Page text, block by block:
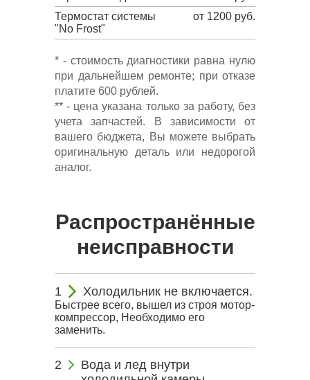
Термостат системы
"No Frost"
от 1200 руб.
* - стоимость диагностики равна нулю
при дальнейшем ремонте; при отказе
платите 600 рублей.
** - цена указана только за работу, без
учета запчастей. В зависимости от
вашего бюджета, Вы можете выбрать
оригинальную деталь или недорогой
аналог.
Распространённые
неисправности
Холодильник не включается.
Быстрее всего, вышел из строя мотор-
компрессор, Необходимо его
заменить.
Вода и лед внутри